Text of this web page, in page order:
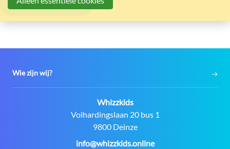
Opdracht Automatus
Wie zijn wij?
Contact:
Whizzkids
Adres:
Volhardingslaan 20 bus 1
9800 Deinze
E-
info@whizzkids.online